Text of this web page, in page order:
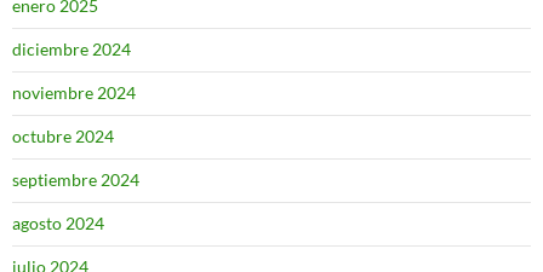
enero 2025
diciembre 2024
noviembre 2024
octubre 2024
septiembre 2024
agosto 2024
julio 2024